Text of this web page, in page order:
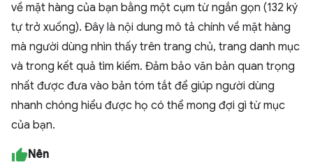
về mặt hàng của bạn bằng một cụm từ ngắn gọn (132 ký
tự trở xuống). Đây là nội dung mô tả chính về mặt hàng
mà người dùng nhìn thấy trên trang chủ, trang danh mục
và trong kết quả tìm kiếm. Đảm bảo văn bản quan trọng
nhất được đưa vào bản tóm tắt để giúp người dùng
nhanh chóng hiểu được họ có thể mong đợi gì từ mục
của bạn.
Nên